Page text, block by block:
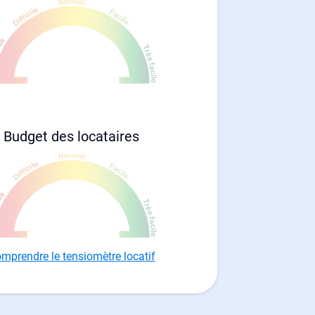
Budget des locataires
le tensiomètre locatif